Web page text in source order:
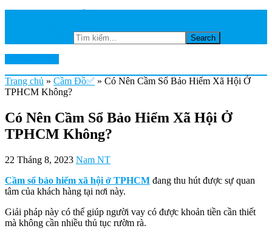
Trang chủ » Cầm Đồ✅ » Có Nên Cầm Sổ Bảo Hiểm Xã Hội Ở
TPHCM Không?
Có Nên Cầm Sổ Bảo Hiểm Xã Hội Ở
TPHCM Không?
22 Tháng 8, 2023 Nam NT
Cầm sổ bảo hiểm xã hội ở TPHCM đang thu hút được sự quan
tâm của khách hàng tại nơi này.
Giải pháp này có thể giúp người vay có được khoản tiền cần thiết
mà không cần nhiều thủ tục rườm rà.